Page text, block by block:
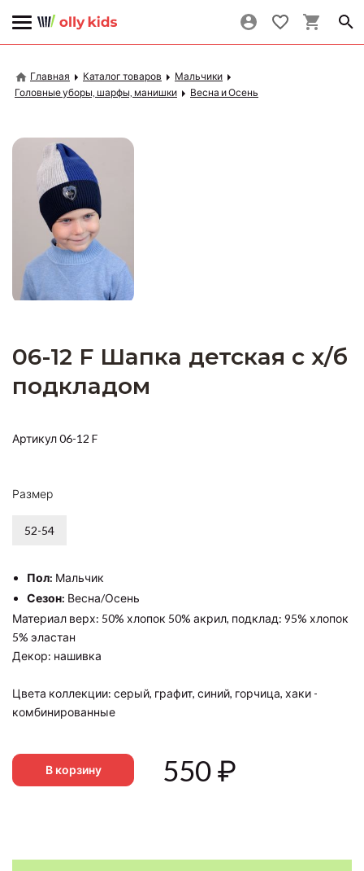
Главная Каталог товаров
Мальчики
Головные уборы, шарфы, манишки
Весна и Осень
06-12 F Шапка детская с х/б
подкладом
Артикул 06-12 F
Размер
52-54
Пол: Мальчик
Сезон: Весна/Осень
Материал верх: 50% хлопок 50% акрил, подклад: 95% хлопок
5% эластан
Декор: нашивка
Цвета коллекции: серый, графит, синий, горчица, хаки -
комбинированные
В корзину 550₽